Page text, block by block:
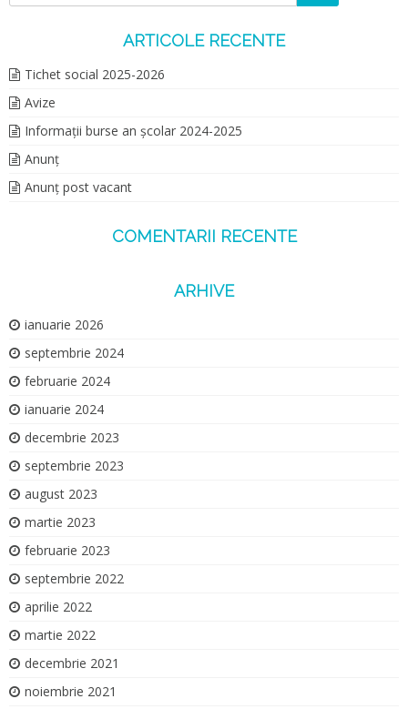
ARTICOLE RECENTE
Tichet social 2025-2026
Avize
Informații burse an școlar 2024-2025
Anunț
Anunț post vacant
COMENTARII RECENTE
ARHIVE
ianuarie 2026
septembrie 2024
februarie 2024
ianuarie 2024
decembrie 2023
septembrie 2023
august 2023
martie 2023
februarie 2023
septembrie 2022
aprilie 2022
martie 2022
decembrie 2021
noiembrie 2021